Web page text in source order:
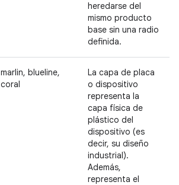
heredarse del
mismo producto
base sin una radio
definida.
marlin, blueline,
coral
La capa de placa
o dispositivo
representa la
capa física de
plástico del
dispositivo (es
decir, su diseño
industrial).
Además,
representa el